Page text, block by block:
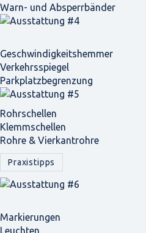
Warn- und Absperrbänder
Geschwindigkeits­hemmer
Verkehrsspiegel
Parkplatz­begrenzung
Rohrschellen
Klemmschellen
Rohre & Vierkantrohre
Praxistipps
Markierungen
Leuchten